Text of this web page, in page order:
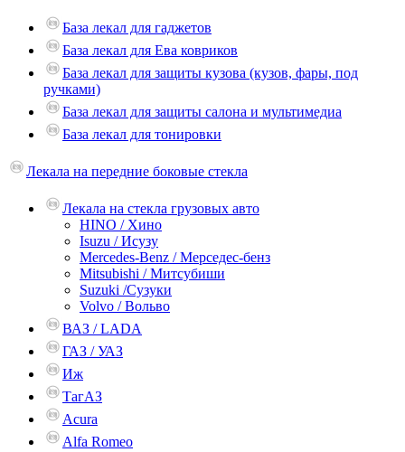
База лекал для гаджетов
База лекал для Ева ковриков
База лекал для защиты кузова (кузов, фары, под
ручками)
База лекал для защиты салона и мультимедиа
База лекал для тонировки
Лекала на передние боковые стекла
Лекала на стекла грузовых авто
HINO / Хино
Isuzu / Исузу
Mercedes-Benz / Мерседес-бенз
Mitsubishi / Митсубиши
Suzuki /Сузуки
Volvo / Вольво
ВАЗ / LADA
ГАЗ / УАЗ
Иж
ТагАЗ
Acura
Alfa Romeo